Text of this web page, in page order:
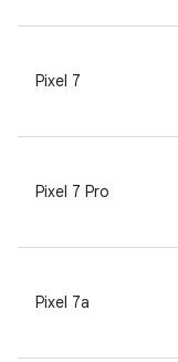
Pixel 7
Pixel 7 Pro
Pixel 7a